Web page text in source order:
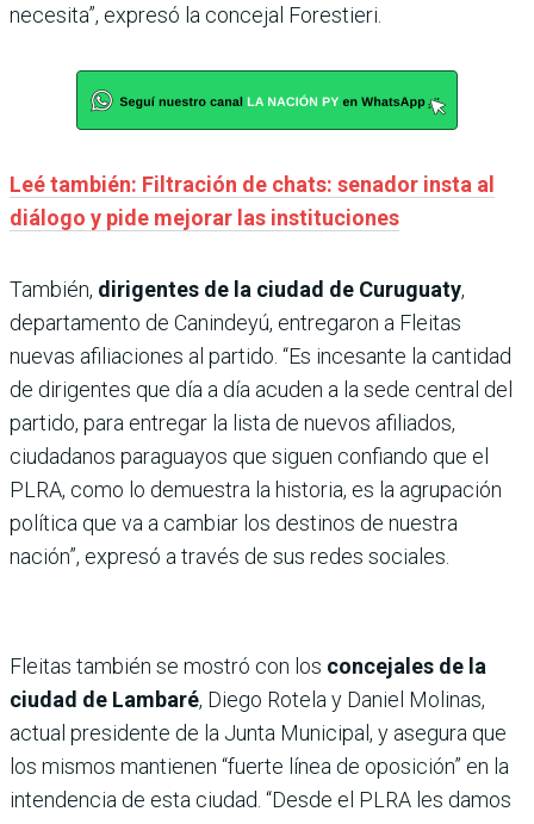
necesita”, expresó la concejal Forestieri.
Leé también: Filtración de chats: senador insta al
diálogo y pide mejorar las instituciones
También, dirigentes de la ciudad de Curuguaty,
departamento de Canindeyú, entregaron a Fleitas
nuevas afiliaciones al partido. “Es incesante la cantidad
de dirigentes que día a día acuden a la sede central del
partido, para entregar la lista de nuevos afiliados,
ciudadanos paraguayos que siguen confiando que el
PLRA, como lo demuestra la historia, es la agrupación
política que va a cambiar los destinos de nuestra
nación”, expresó a través de sus redes sociales.
Fleitas también se mostró con los concejales de la
ciudad de Lambaré, Diego Rotela y Daniel Molinas,
actual presidente de la Junta Municipal, y asegura que
los mismos mantienen “fuerte línea de oposición” en la
intendencia de esta ciudad. “Desde el PLRA les damos